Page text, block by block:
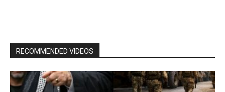
RECOMMENDED VIDEOS